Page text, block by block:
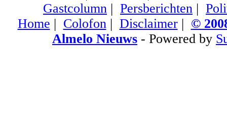
Gastcolumn | Persberichten |
Home | Colofon| Disclaimer| ©
Almelo Nieuws - Powered by